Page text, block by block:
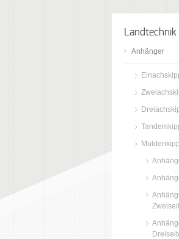
Landtechnik
Anhänger